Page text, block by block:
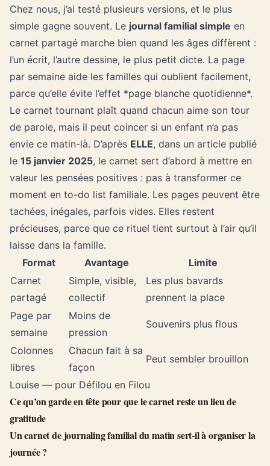
Chez nous, j’ai testé plusieurs versions, et le plus
simple gagne souvent. Le journal familial simple en
carnet partagé marche bien quand les âges diffèrent :
l’un écrit, l’autre dessine, le plus petit dicte. La page
par semaine aide les familles qui oublient facilement,
parce qu’elle évite l’effet *page blanche quotidienne*.
Le carnet tournant plaît quand chacun aime son tour
de parole, mais il peut coincer si un enfant n’a pas
envie ce matin-là. D’après ELLE, dans un article publié
le 15 janvier 2025, le carnet sert d’abord à mettre en
valeur les pensées positives : pas à transformer ce
moment en to-do list familiale. Les pages peuvent être
tachées, inégales, parfois vides. Elles restent
précieuses, parce que ce rituel tient surtout à l’air qu’il
laisse dans la famille.
Format
Avantage
Limite
Carnet
partagé
Simple, visible,
collectif
Les plus bavards
prennent la place
Page par
semaine
Moins de
pression
Souvenirs plus flous
Colonnes
libres
Chacun fait à sa
façon
Peut sembler brouillon
Louise — pour Défilou en Filou
Ce qu’on garde en tête pour que le carnet reste un lieu de
gratitude
Un carnet de journaling familial du matin sert-il à organiser la
journée ?